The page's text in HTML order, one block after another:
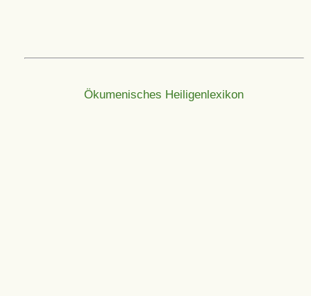
Ökumenisches Heiligenlexikon